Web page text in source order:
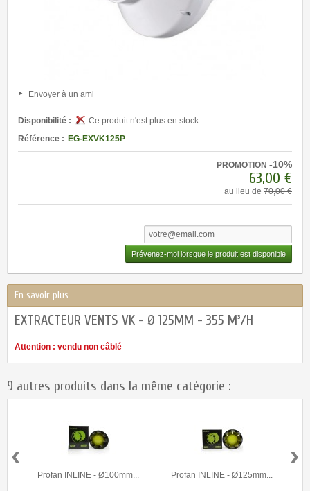
Envoyer à un ami
Disponibilité :
Ce produit n'est plus en stock
Référence : EG-EXVK125P
PROMOTION -10%
63,00 €
au lieu de 70,00 €
Prévenez-moi lorsque le produit est disponible
En savoir plus
EXTRACTEUR VENTS VK - Ø 125MM - 355 M³/H
Attention : vendu non câblé
9 autres produits dans la même catégorie :
Profan INLINE - Ø100mm... Profan INLINE - Ø125mm...
‹ ›